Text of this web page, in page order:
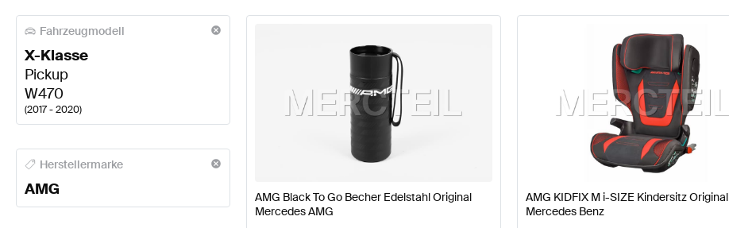
Fahrzeugmodell
X-Klasse
Pickup
W470
(2017 - 2020)
AMG A-Klasse Tuning- und Performanceteile AMG A-Klasse W177 Modellpflege Tuning- und Performanceteile
Herstellermarke
AMG
AMG Black To Go Becher Edelstahl Original
Mercedes AMG
AMG KIDFIX M i-SIZE Kindersitz Original
Mercedes Benz